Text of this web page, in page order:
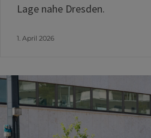
Lage nahe Dresden.
1. April 2026